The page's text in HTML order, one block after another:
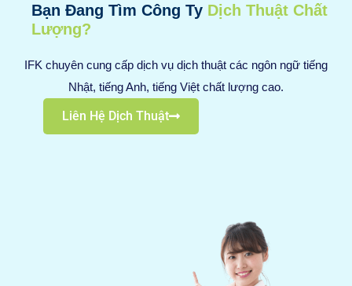
Bạn Đang Tìm Công Ty Dịch Thuật Chất
Lượng?
IFK chuyên cung cấp dịch vụ dịch thuật các ngôn ngữ tiếng
Nhật, tiếng Anh, tiếng Việt chất lượng cao.
Liên Hệ Dịch Thuật